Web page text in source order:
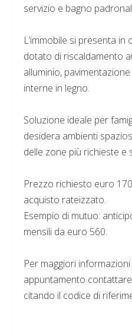
servizio e bagno
L’immobile si presenta
dotato di riscaldamento
alluminio,
interne in legno.
Soluzione ideale per
desidera ambienti
delle zone più richieste e
Prezzo richiesto euro
acquisto rateizzato.
Esempio di mutuo:
mensili da euro 560.
Per maggiori
appuntamento
citando il codice di